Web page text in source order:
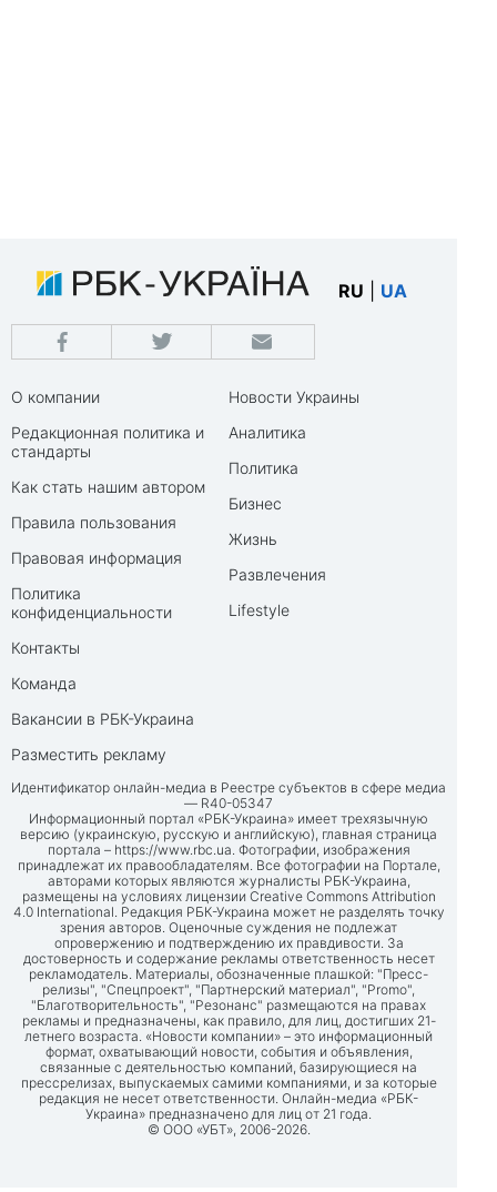
RU UA
О компании
Редакционная политика и
стандарты
Как стать нашим автором
Правила пользования
Правовая информация
Политика
конфиденциальности
Контакты
Команда
Вакансии в РБК-Украина
Разместить рекламу
Новости Украины
Аналитика
Политика
Бизнес
Жизнь
Развлечения
Lifestyle
Идентификатор онлайн-медиа в Реестре субъектов в сфере медиа
— R40-05347
Информационный портал «РБК-Украина» имеет трехязычную
версию (украинскую, русскую и английскую), главная страница
портала – https://www.rbc.ua. Фотографии, изображения
принадлежат их правообладателям. Все фотографии на Портале,
авторами которых являются журналисты РБК-Украина,
размещены на условиях лицензии Creative Commons Attribution
4.0 International. Редакция РБК-Украина может не разделять точку
зрения авторов. Оценочные суждения не подлежат
опровержению и подтверждению их правдивости. За
достоверность и содержание рекламы ответственность несет
рекламодатель. Материалы, обозначенные плашкой: "Пресс-
релизы", "Спецпроект", "Партнерский материал", "Promo",
"Благотворительность", "Резонанс" размещаются на правах
рекламы и предназначены, как правило, для лиц, достигших 21-
летнего возраста. «Новости компании» – это информационный
формат, охватывающий новости, события и объявления,
связанные с деятельностью компаний, базирующиеся на
прессрелизах, выпускаемых самими компаниями, и за которые
редакция не несет ответственности. Онлайн-медиа «РБК-
Украина» предназначено для лиц от 21 года.
© ООО «УБТ», 2006-2026.